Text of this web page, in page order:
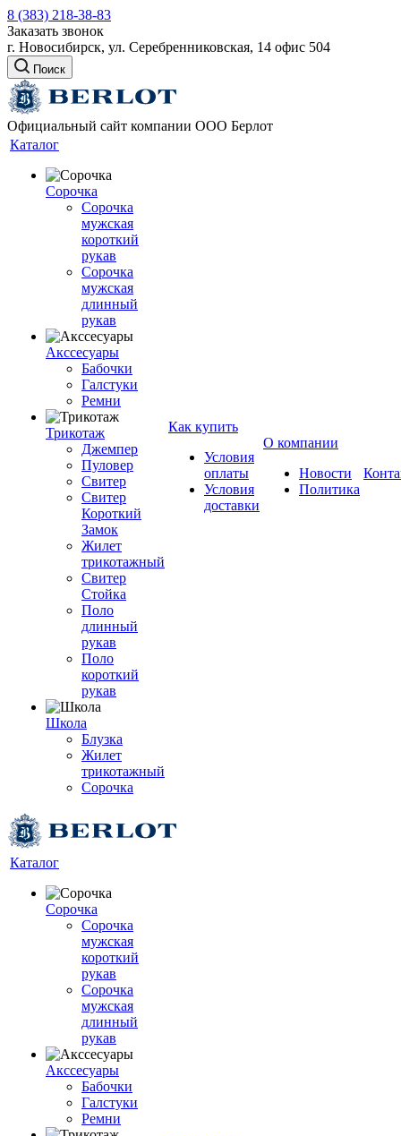
8 (383) 218-38-83
Заказать звонок
г. Новосибирск, ул. Серебренниковская, 14 офис 504
Поиск
Официальный сайт компании ООО Берлот
Каталог
Сорочка
Сорочка
мужская
короткий
рукав
Сорочка
мужская
длинный
рукав
Акссесуары
Бабочки
Галстуки
Ремни
Трикотаж
Джемпер
Пуловер
Свитер
Свитер
Короткий
Замок
Жилет
трикотажный
Свитер
Стойка
Поло
длинный
рукав
Поло
короткий
рукав
Школа
Блузка
Жилет
трикотажный
Сорочка
Как купить
Условия
оплаты
Условия
доставки
О компании
Новости
Политика
Каталог
Сорочка
Сорочка
мужская
короткий
рукав
Сорочка
мужская
длинный
рукав
Акссесуары
Бабочки
Галстуки
Ремни